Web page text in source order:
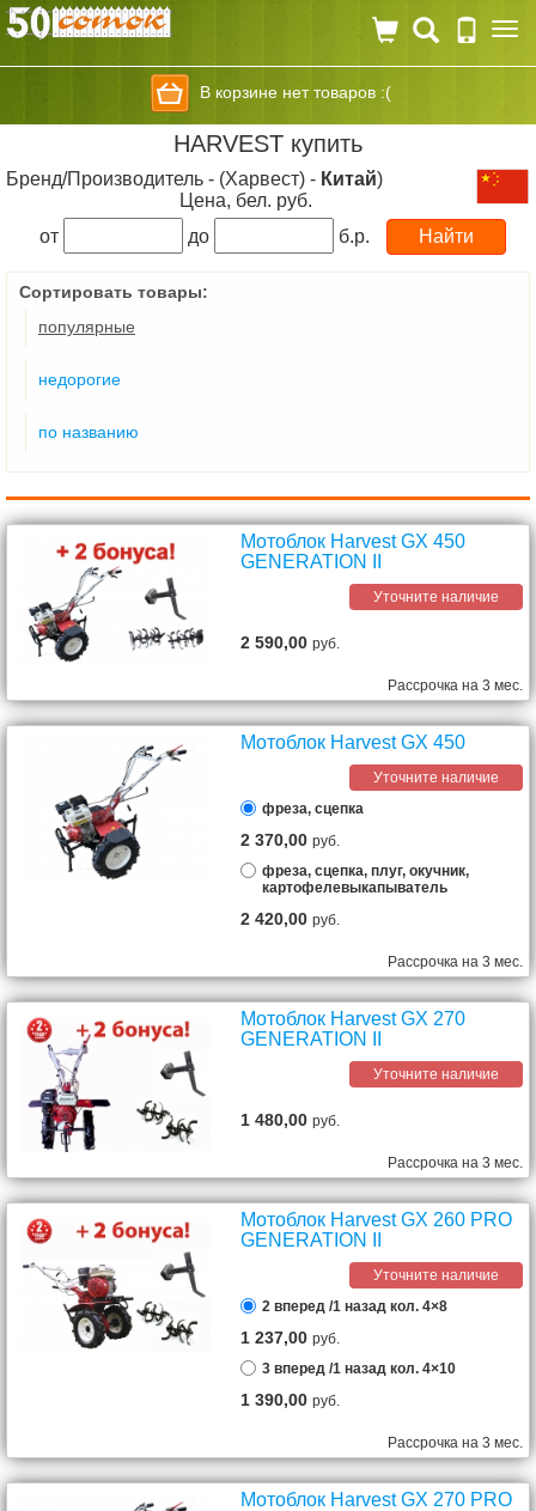
В корзине нет товаров :(
HARVEST купить
Бренд/Производитель - (Харвест) - Китай)
Цена, бел. руб.
от
до б.р.
Сортировать товары:
популярные
недорогие
по названию
Мотоблок Harvest GX 450
GENERATION II
Уточните наличие
2 590,00руб.
Рассрочка на 3 мес.
Мотоблок Harvest GX 450
Уточните наличие
фреза, сцепка
2 370,00руб.
фреза, сцепка, плуг, окучник,
картофелевыкапыватель
2 420,00руб.
Рассрочка на 3 мес.
Мотоблок Harvest GX 270
GENERATION II
Уточните наличие
1 480,00руб.
Рассрочка на 3 мес.
Мотоблок Harvest GX 260 PRO
GENERATION II
Уточните наличие
2 вперед /1 назад кол. 4×8
1 237,00руб.
3 вперед /1 назад кол. 4×10
1 390,00руб.
Рассрочка на 3 мес.
Мотоблок Harvest GX 270 PRO